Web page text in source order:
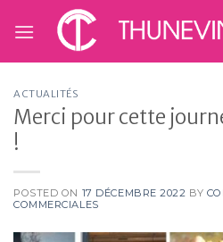
ACTUALITÉS
Merci pour cette
!
POSTED ON 17 DÉCEMBRE 2022 BY
COMMERCIALES